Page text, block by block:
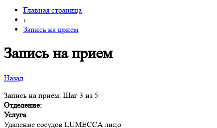
Главная страница
›
Запись на прием
Запись на прием
Назад
Запись на приём: Шаг 3 из 5
Отделение:
Услуга
Удаление сосудов LUMECCA лицо